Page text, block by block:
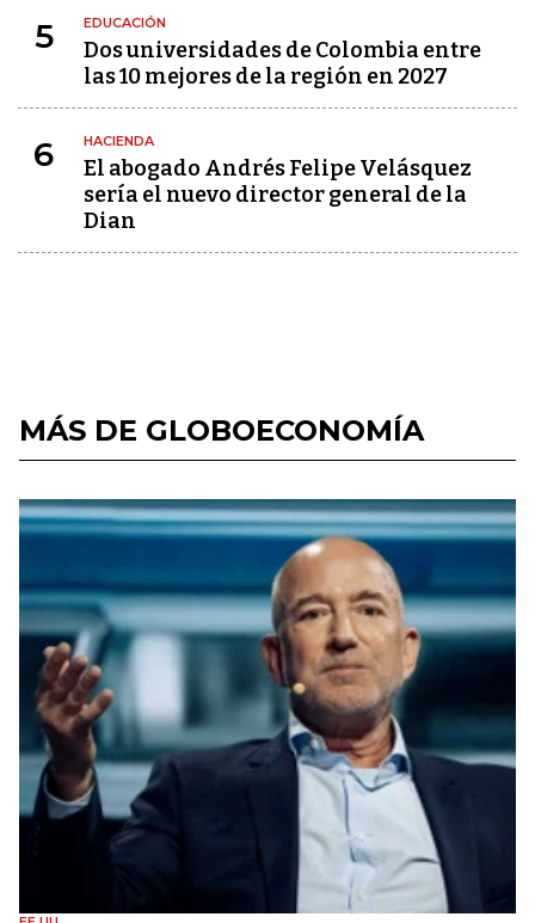
5 EDUCACIÓN
Dos universidades de Colombia entre
las 10 mejores de la región en 2027
6 HACIENDA
El abogado Andrés Felipe Velásquez
sería el nuevo director general de la
Dian
MÁS DE GLOBOECONOMÍA